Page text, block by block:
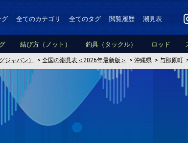
グ 全てのカテゴリ 全てのタグ 閲覧履歴 潮見表
結び方（ノット） 釣具（タックル） ロッド
ジャパン） > 全国の潮見表＜2026年最新版＞ > 沖縄県 > 与那原町